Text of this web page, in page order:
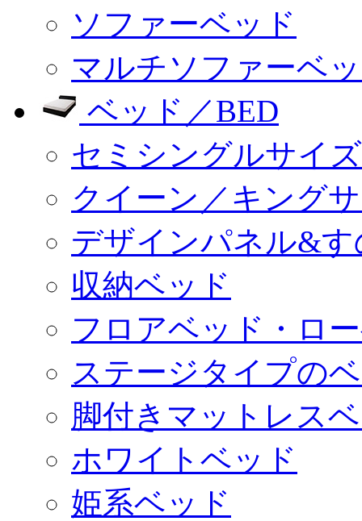
ソファーベッド
マルチソファーベ
ベッド／BED
セミシングルサイ
クイーン／キング
デザインパネル&
収納ベッド
フロアベッド・ロ
ステージタイプの
脚付きマットレス
ホワイトベッド
姫系ベッド